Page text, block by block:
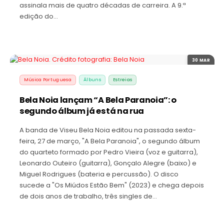
assinala mais de quatro décadas de carreira. A 9.ª
edição do…
30 MAR
Música Portuguesa Álbuns Estreias
Bela Noia lançam “A Bela Paranoia”: o
segundo álbum já está na rua
A banda de Viseu Bela Noia editou na passada sexta-
feira, 27 de março, "A Bela Paranoia", o segundo álbum
do quarteto formado por Pedro Vieira (voz e guitarra),
Leonardo Outeiro (guitarra), Gonçalo Alegre (baixo) e
Miguel Rodrigues (bateria e percussão). O disco
sucede a "Os Miúdos Estão Bem" (2023) e chega depois
de dois anos de trabalho, três singles de…